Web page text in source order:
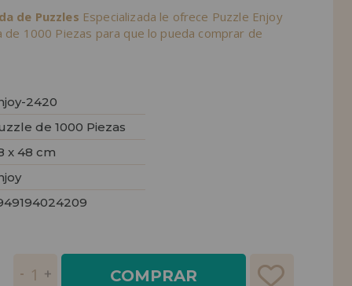
de Puzzles Especializada le ofrece Puzzle Enjoy
de 1000 Piezas para que lo pueda comprar de
2420
de 1000 Piezas
x 48 cm
COMPRAR